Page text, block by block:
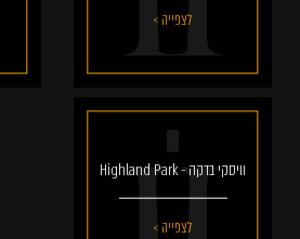
לצפייה >
וויסקי בדקה - Highland Park
לצפייה >